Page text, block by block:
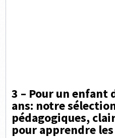
3 – Pour un enfant
ans: notre
pédagogiques,
pour apprendre les